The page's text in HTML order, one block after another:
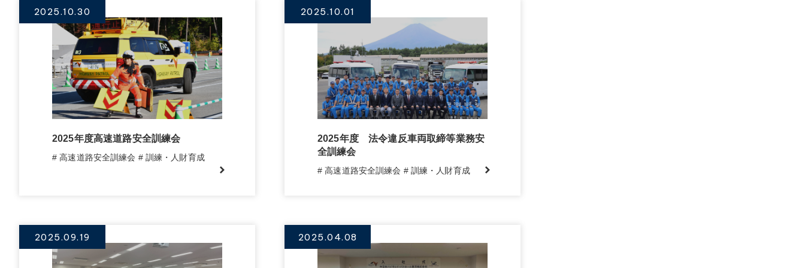
2025.10.30
2025年度高速道路安全訓練会
# 高速道路安全訓練会 # 訓練・人財育成
2025.10.01
2025年度 法令違反車両取締等業務安
全訓練会
# 高速道路安全訓練会 # 訓練・人財育成
2025.09.19 2025.04.08